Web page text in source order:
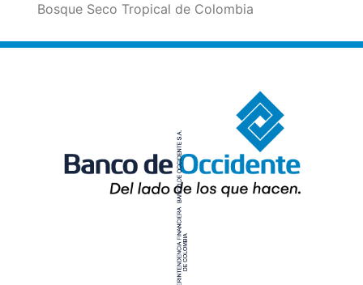
Bosque Seco Tropical de Colombia